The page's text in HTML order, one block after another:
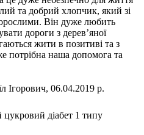
та добрий хлопчик, який зі
Він дуже любить
дороги з дерев’яної
жити в позитиві та з
потрібна наша допомога та
Ігорович, 06.04.2019 р.
цукровий діабет 1 типу